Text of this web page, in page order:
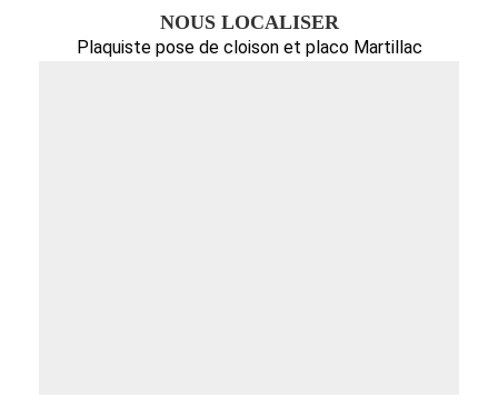
NOUS LOCALISER
Plaquiste pose de cloison et placo Martillac